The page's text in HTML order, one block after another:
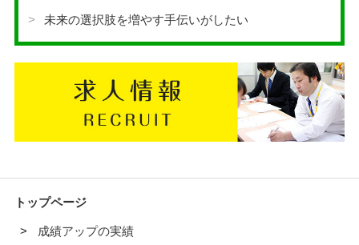
未来の選択肢を増やす手伝いがしたい
トップページ
成績アップの実績